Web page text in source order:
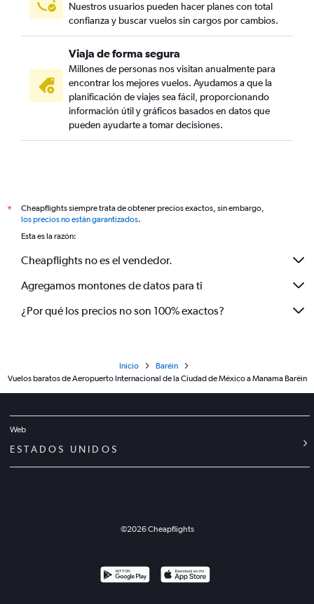
Nuestros usuarios pueden hacer planes con total
confianza y buscar vuelos sin cargos por cambios.
Viaja de forma segura
Millones de personas nos visitan anualmente para
encontrar los mejores vuelos. Ayudamos a que la
planificación de viajes sea fácil, proporcionando
información útil y gráficos basados en datos que
pueden ayudarte a tomar decisiones.
*
Cheapflights siempre trata de obtener precios exactos, sin embargo,
los precios no están garantizados.
Esta es la razón:
Cheapflights no es el vendedor.
Agregamos montones de datos para ti
¿Por qué los precios no son 100% exactos?
Inicio
Baréin
Vuelos baratos de Aeropuerto Internacional de la Ciudad de México a Manama Baréin
Web
ESTADOS UNIDOS
©2026Cheapflights